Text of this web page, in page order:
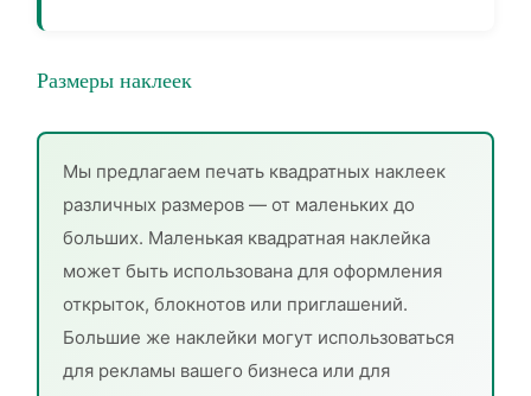
Размеры наклеек
Мы предлагаем печать квадратных наклеек
различных размеров — от маленьких до
больших. Маленькая квадратная наклейка
может быть использована для оформления
открыток, блокнотов или приглашений.
Большие же наклейки могут использоваться
для рекламы вашего бизнеса или для